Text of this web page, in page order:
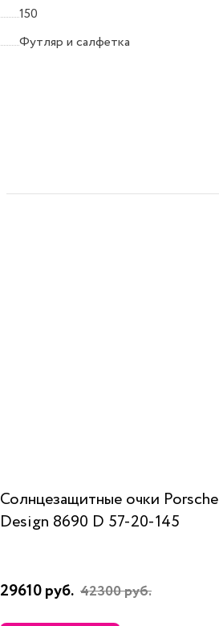
150
Футляр и салфетка
Солнцезащитные очки Porsche
Design 8690 D 57-20-145
29610 руб. 42300 руб.